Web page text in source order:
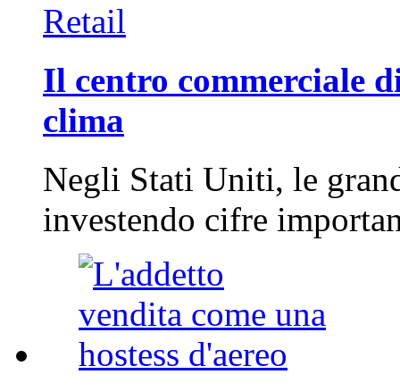
Retail
Il centro commerciale
clima
Negli Stati Uniti, le
investendo cifre